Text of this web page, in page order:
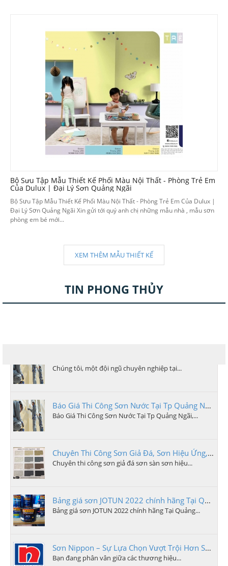
Bộ Sưu Tập Mẫu Thiết Kế Phối Màu Nội Thất - Phòng Trẻ Em
Của Dulux | Đại Lý Sơn Quảng Ngãi
Bộ Sưu Tập Mẫu Thiết Kế Phối Màu Nội Thất - Phòng Trẻ Em Của Dulux |
Đại Lý Sơn Quảng Ngãi Xin gửi tới quý anh chị những mẫu nhà , mẫu sơn
phòng em bé mới...
XEM THÊM MẪU THIẾT KẾ
TIN PHONG THỦY
Chúng tôi, một đội ngũ chuyên nghiệp tại...
Báo Giá Thi Công Sơn Nước Tại Tp Quảng Ngãi
Báo Giá Thi Công Sơn Nước Tại Tp Quảng Ngãi,...
Chuyên Thi Công Sơn Giả Đá, Sơn Hiệu Ứng, Sơn Bê Tông Tại Quảng Ngãi
Chuyên thi công sơn giả đá sơn sàn sơn hiệu...
Bảng giá sơn JOTUN 2022 chính hãng Tại Quảng Ngãi
Bảng giá sơn JOTUN 2022 chính hãng Tại Quảng...
Sơn Nippon – Sự Lựa Chọn Vượt Trội Hơn Sơn Dulux và Jotun
Bạn đang phân vân giữa các thương hiệu...